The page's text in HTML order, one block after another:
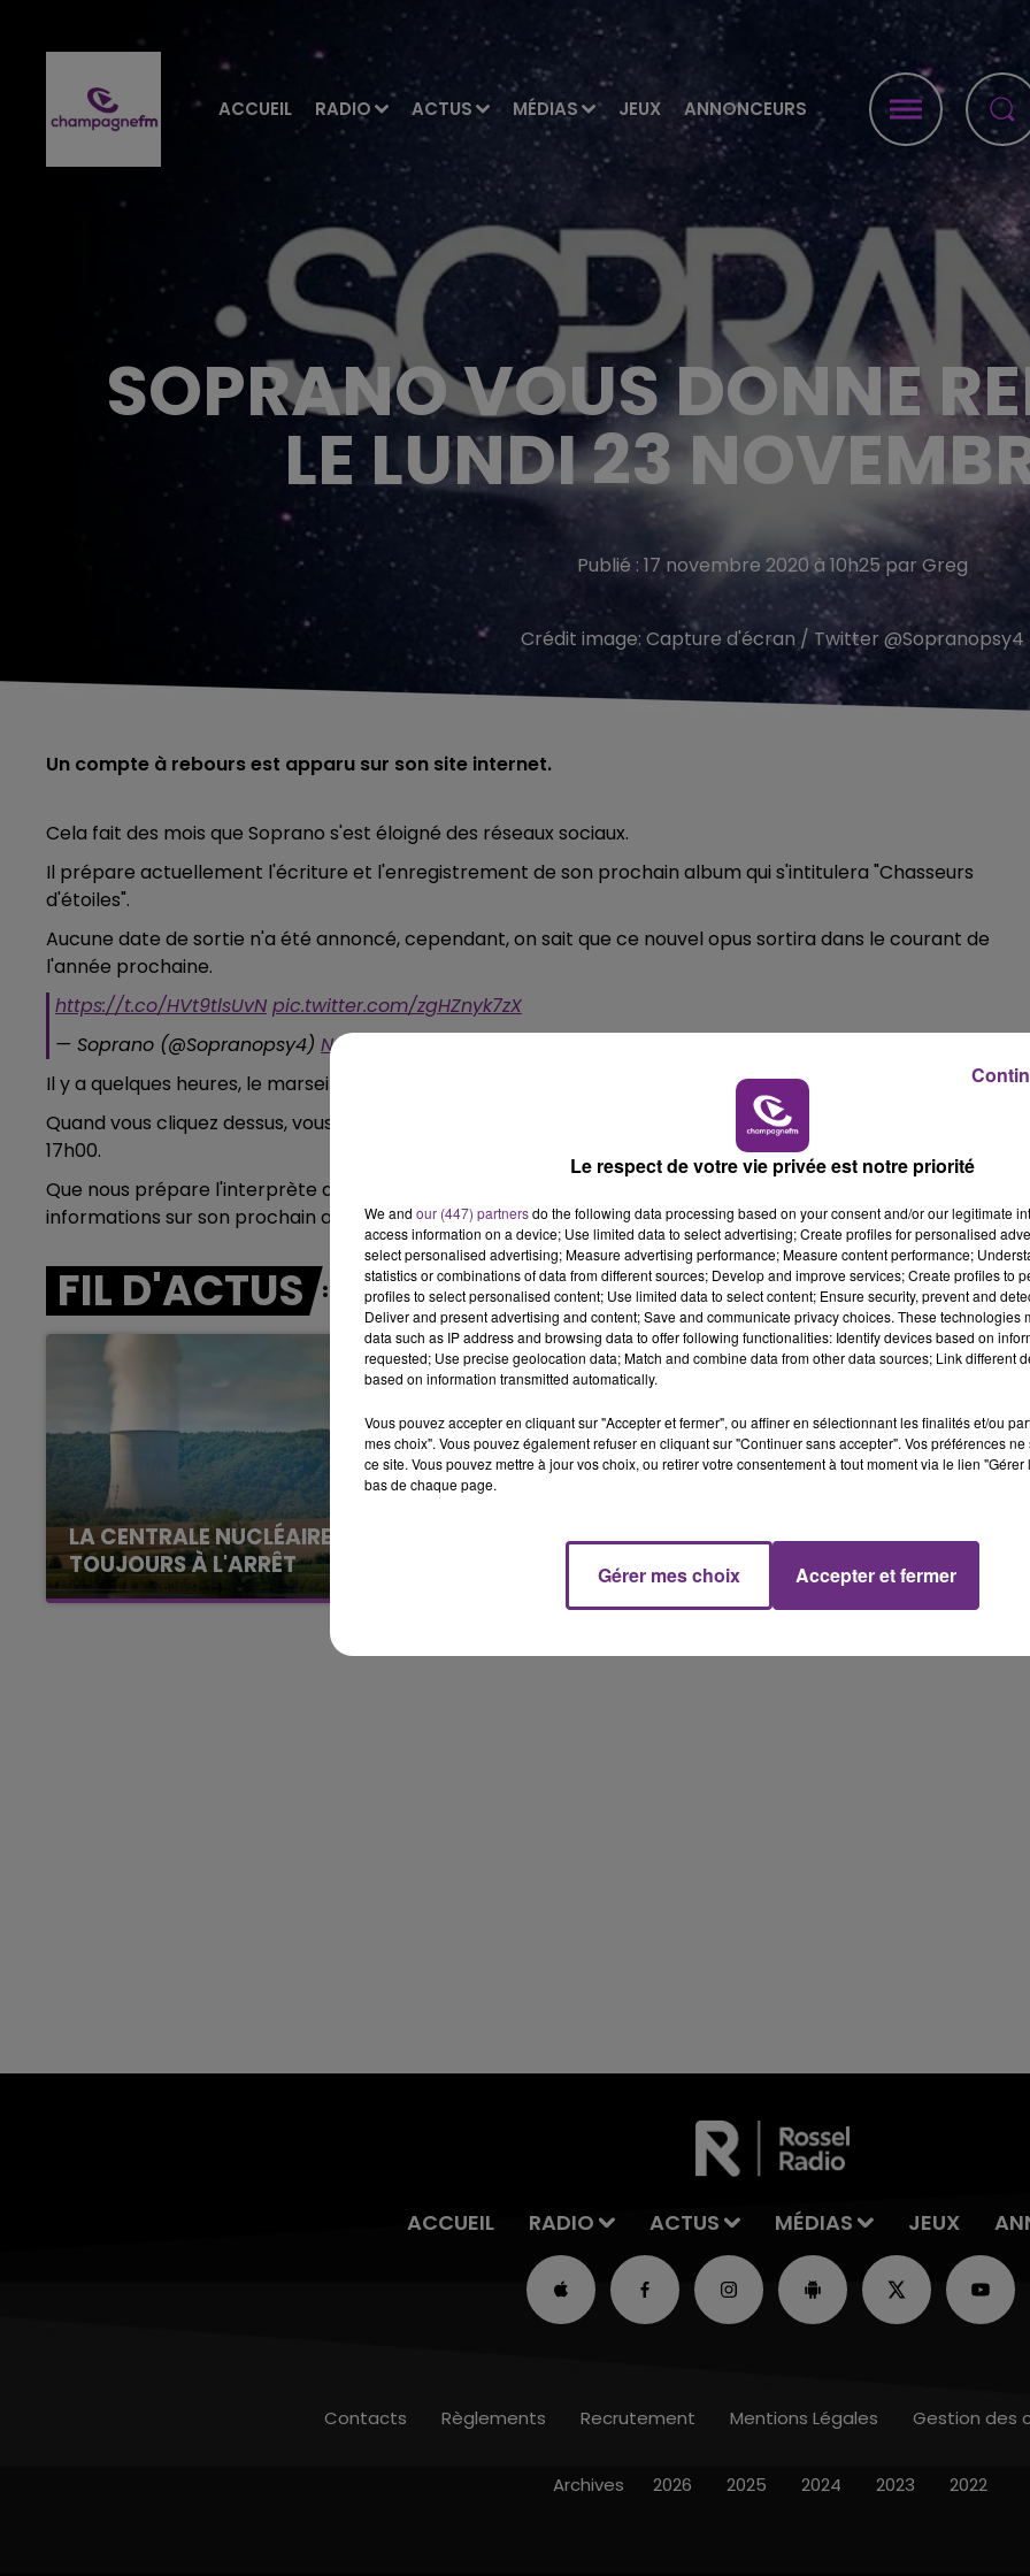
ACCUEIL RADIO ACTUS MÉDIAS JEUX ANNONCEURS
7h00 - 11h00
BEST OF
SOPRANO VOUS DONNE
LE LUNDI 23
Publié : 17 novembre 2020 à 10h25 par Greg
Crédit image: Capture d'écran / Twitter @Sopranopsy4
Un compte à rebours est apparu sur son site internet.
Cela fait des mois que Soprano s'est éloigné des réseaux sociaux.
Il prépare actuellement l'écriture et l'enregistrement de son prochain album qui s'intitulera "Chasseurs
d'étoiles".
Aucune date de sortie n'a été annoncé, cependant, on sait que ce nouvel opus sortira dans le courant de
l'année prochaine.
https://t.co/HVt9tlsUvN pic.twitter.com/zgHZnyk7zX
— Soprano (@Sopranopsy4) November 16, 2020
Il y a quelques heures, le marseillais a partagé le lien de son site internet sur ses réseaux sociaux.
Quand vous cliquez dessus, vous tombez sur un compte à rebours qui vous renvoie au lundi 23 novembre 2020
17h00.
Que nous prépare l'interprète de "A nos héros que quotidien" ? Un nouveau tube ? Un clip ? De nouvelles
informations sur son prochain album ? Le suspense reste entier !
FIL D'ACTUS
LA CENTRALE NUCLÉAIRE DE CHOOZ
TOUJOURS À L'ARRÊT
Cela fait déjà une semaine que la centrale
justifiée par la sécheresse intense qui est
LE MAGASIN JOUÉCLUB DE REIMS FERME
SES PORTES
C'était l'une des institutions du centre-ville
Le week-end Champagne FM Le Week-end Champagne FM
ACCUEIL RADIO ACTUS MÉDIAS JEUX
Contacts Règlements Recrutement Mentions Légales Gestion des
Archives 2026 2025 2024 2023 2022
Le respect de votre vie privée est notre priorité
We and our (447) partnersdo the following data processing based on your consent and/or our legitimate
access information on a device; Use limited data to select advertising; Create profiles for personalised
select personalised advertising; Measure advertising performance; Measure content performance;
statistics or combinations of data from different sources; Develop and improve services; Create profiles to
profiles to select personalised content; Use limited data to select content; Ensure security, prevent and
Deliver and present advertising and content; Save and communicate privacy choices. These technologies
data such as IP address and browsing data to offer following functionalities: Identify devices based on
requested; Use precise geolocation data; Match and combine data from other data sources; Link different
based on information transmitted automatically.
Vous pouvez accepter en cliquant sur "Accepter et fermer", ou affiner en sélectionnant les finalités et/ou
mes choix". Vous pouvez également refuser en cliquant sur "Continuer sans accepter". Vos préférences
ce site. Vous pouvez mettre à jour vos choix, ou retirer votre consentement à tout moment via le lien
bas de chaque page.
Gérer mes choix Accepter et fermer